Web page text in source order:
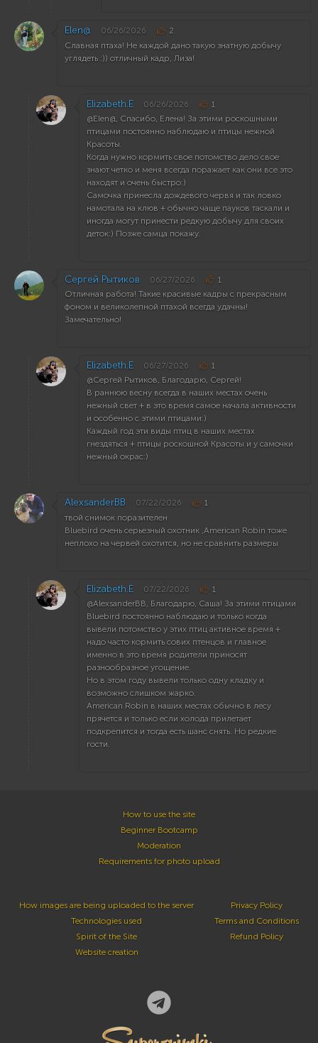
Elen@ 06/26/2026 2
Славная птаха! Не каждой дано такую знатную добычу
углядеть :)) отличный кадр, Лиза!
Elizabeth.E 06/26/2026 1
@Elen@, Спасибо, Елена! За этими роскошными
птицами постоянно наблюдаю и птицы нежной
Красоты.
Когда нужно кормить свое потомство дело свое
знают четко и меня всегда поражает как они вcе это
находят и очень быстро:)
Cамочка принесла дождевого червя и так ловко
намотала на клюв + обычно чаще пауков таскали и
иногда могут принести редкую добычу для своих
деток:) Позже самца покажу.
Сергей Рытиков 06/27/2026 1
Отличная работа! Такие красивые кадры с прекрасным
фоном и великолепной птахой всегда удачны!
Замечательно!
Elizabeth.E 06/27/2026 1
@Сергей Рытиков, Благодарю, Сергей!
В раннюю весну всегда в наших местах очень
нежный свет + в это время самое начала активности
и особенно с этими птицами:)
Каждый год эти виды птиц в наших местах
гнездяться + птицы роскошной Красоты и у самочки
нежный окрас:)
AlexsanderBB 07/22/2026 1
твой снимок поразителен
Bluebird очень серьезный охотник ,American Robin тоже
неплохо на червей охотится, но не сравнить размеры
Elizabeth.E 07/22/2026 1
@AlexsanderBB, Благодарю, Саша! За этими птицами
Bluebird постоянно наблюдаю и только когда
вывели потомство у этих птиц активное время +
надо часто кормить сових птенцов и главное
именно в это время родители приносят
разнообразное угощение.
Но в этом году вывели только одну кладку и
возможно слишком жарко.
American Robin в наших местах обычно в лесу
прячется и только если холода прилетает
подкрепится и тогда есть шанс снять. Но редкие
гости.
How to use the site
Beginner Bootcamp
Moderation
Requirements for photo upload
How images are being uploaded to the server
Technologies used
Spirit of the Site
Website creation
Privacy Policy
Terms and Conditions
Refund Policy